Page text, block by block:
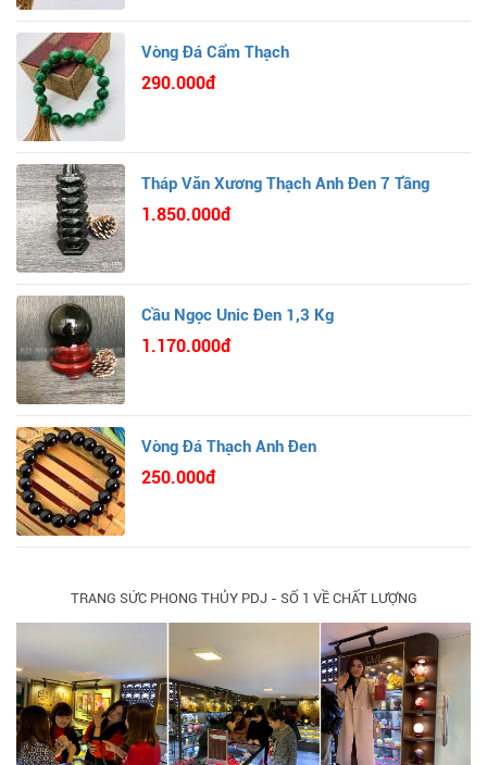
Vòng Đá Cẩm Thạch
290.000đ
Tháp Văn Xương Thạch Anh Đen 7 Tầng
1.850.000đ
Cầu Ngọc Unic Đen 1,3 Kg
1.170.000đ
Vòng Đá Thạch Anh Đen
250.000đ
TRANG SỨC PHONG THỦY PDJ - SỐ 1 VỀ CHẤT LƯỢNG